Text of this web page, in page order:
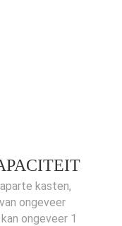
kasten,
ongeveer
ongeveer 1